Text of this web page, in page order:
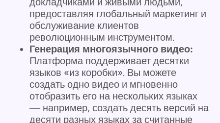
предоставляя глобальный маркетинг и
обслуживание клиентов
революционным инструментом.
Генерация многоязычного видео:
Платформа поддерживает десятки
языков «из коробки». Вы можете
создать одно видео и мгновенно
отобразить его на нескольких языках
— например, создать десять версий на
десяти разных языках за считанные